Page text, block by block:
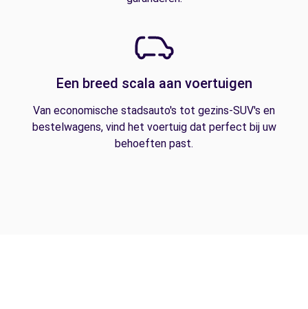
Een breed scala aan voertuigen
Van economische stadsauto's tot gezins-SUV's en
bestelwagens, vind het voertuig dat perfect bij uw
behoeften past.